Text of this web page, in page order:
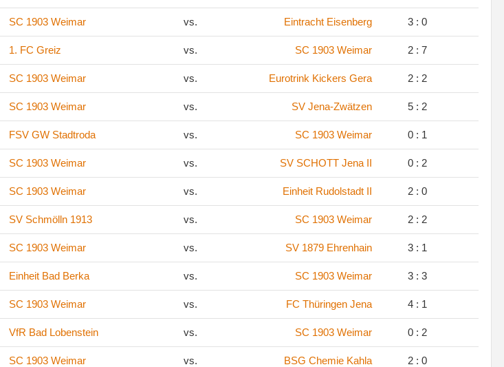
SC 1903 Weimar vs. Eintracht Eisenberg 3 : 0
1. FC Greiz vs. SC 1903 Weimar 2 : 7
SC 1903 Weimar vs. Eurotrink Kickers Gera 2 : 2
SC 1903 Weimar vs. SV Jena-Zwätzen 5 : 2
FSV GW Stadtroda vs. SC 1903 Weimar 0 : 1
SC 1903 Weimar vs. SV SCHOTT Jena II 0 : 2
SC 1903 Weimar vs. Einheit Rudolstadt II 2 : 0
SV Schmölln 1913 vs. SC 1903 Weimar 2 : 2
SC 1903 Weimar vs. SV 1879 Ehrenhain 3 : 1
Einheit Bad Berka vs. SC 1903 Weimar 3 : 3
SC 1903 Weimar vs. FC Thüringen Jena 4 : 1
VfR Bad Lobenstein vs. SC 1903 Weimar 0 : 2
SC 1903 Weimar vs. BSG Chemie Kahla 2 : 0